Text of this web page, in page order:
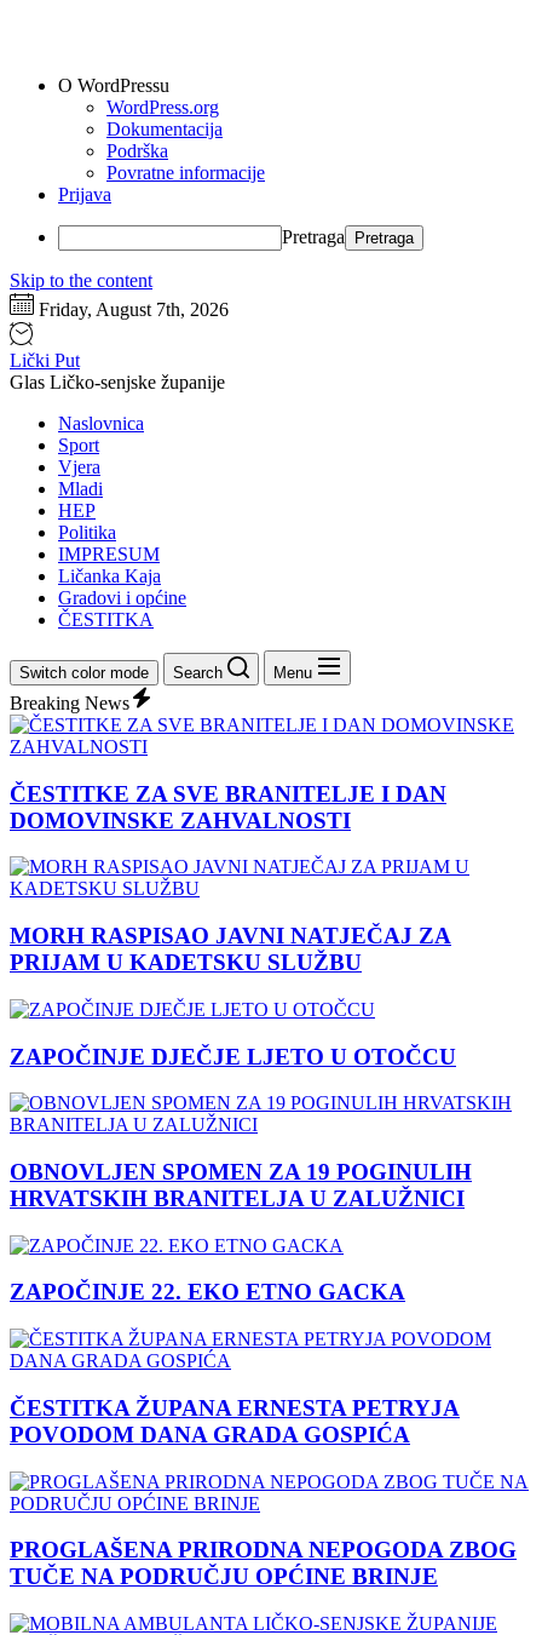
O WordPressu
WordPress.org
Dokumentacija
Podrška
Povratne informacije
Prijava
Pretraga
Skip to the content
Friday, August 7th, 2026
Lički Put
Glas Ličko-senjske županije
Naslovnica
Sport
Vjera
Mladi
HEP
Politika
IMPRESUM
Ličanka Kaja
Gradovi i općine
ČESTITKA
Switch color mode Search Menu
Breaking News
ČESTITKE ZA SVE BRANITELJE I DAN
DOMOVINSKE ZAHVALNOSTI
MORH RASPISAO JAVNI NATJEČAJ ZA
PRIJAM U KADETSKU SLUŽBU
ZAPOČINJE DJEČJE LJETO U OTOČCU
OBNOVLJEN SPOMEN ZA 19 POGINULIH
HRVATSKIH BRANITELJA U ZALUŽNICI
ZAPOČINJE 22. EKO ETNO GACKA
ČESTITKA ŽUPANA ERNESTA PETRYJA
POVODOM DANA GRADA GOSPIĆA
PROGLAŠENA PRIRODNA NEPOGODA ZBOG
TUČE NA PODRUČJU OPĆINE BRINJE